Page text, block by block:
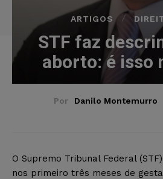
ARTIGOS
STF faz
aborto: é isso
Por Danilo Montemurro
O Supremo Tribunal Federal
nos primeiro três meses de